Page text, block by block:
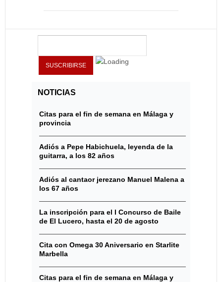
NOTICIAS
Citas para el fin de semana en Málaga y
provincia
Adiós a Pepe Habichuela, leyenda de la
guitarra, a los 82 años
Adiós al cantaor jerezano Manuel Malena a
los 67 años
La inscripción para el I Concurso de Baile
de El Lucero, hasta el 20 de agosto
Cita con Omega 30 Aniversario en Starlite
Marbella
Citas para el fin de semana en Málaga y